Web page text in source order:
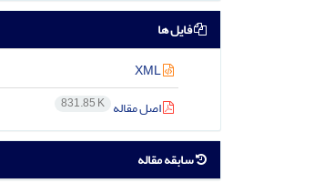
فایل ها
اصل مقاله 831.85 K
سابقه مقاله